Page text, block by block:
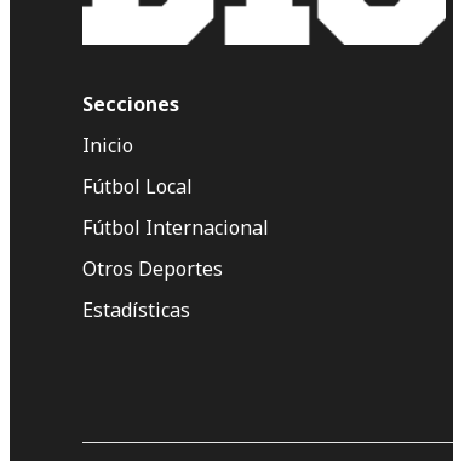
Secciones
Inicio
Fútbol Local
Fútbol Internacional
Otros Deportes
Estadísticas